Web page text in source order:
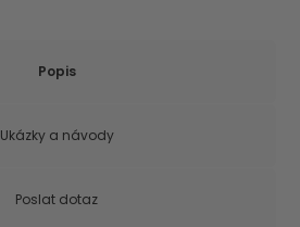
Popis
Ukázky a návody
Poslat dotaz